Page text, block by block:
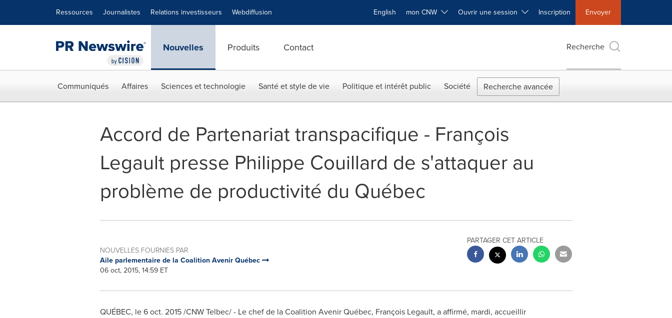
Ressources Journalistes Relations investisseurs Webdiffusion English mon CNW Ouvrir une session Inscription Envoyer
Nouvelles Produits Contact Recherche
Communiqués Affaires Sciences et technologie Santé et style de vie Politique et intérêt public Société Recherche avancée
Accord de Partenariat transpacifique - François
Legault presse Philippe Couillard de s'attaquer au
problème de productivité du Québec
NOUVELLES FOURNIES PAR
Aile parlementaire de la Coalition Avenir Québec
06 oct, 2015, 14:59 ET
PARTAGER CET ARTICLE
QUÉBEC, le 6 oct. 2015 /CNW Telbec/ - Le chef de la Coalition Avenir Québec, François Legault, a affirmé, mardi, accueillir